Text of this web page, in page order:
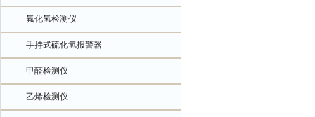
氟化氢检测仪
手持式硫化氢报警器
甲醛检测仪
乙烯检测仪